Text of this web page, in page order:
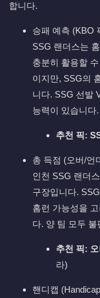
합니다.
승패 예측 (KBO
SSG 랜더스는
충분히 활용할
이지만, SSG의
니다. SSG 선발
능력이 있습니다.
추천 픽:
총 득점 (오버/언
인천 SSG 랜더
구장입니다.
홈런 가능성을
다. 양 팀 모두
추천 픽:
라)
핸디캡